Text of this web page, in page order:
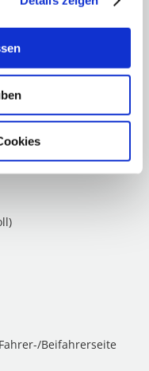
(Over The Air)
Link)
Beifahrerseite